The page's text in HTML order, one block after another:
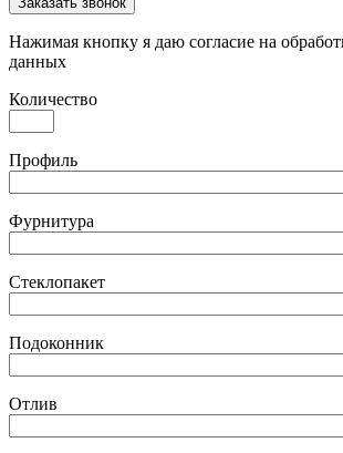
Нажимая кнопку я даю согласие на
данных
Количество
Профиль
Фурнитура
Стеклопакет
Подоконник
Отлив